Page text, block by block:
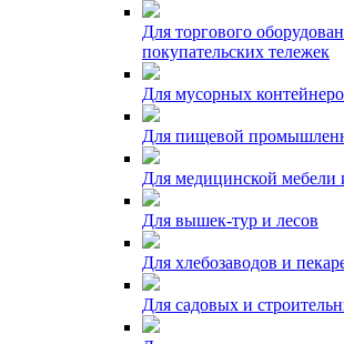
Для торгового
покупательских тележек
Для мусорных
Для пищевой
Для медицинской мебели
Для вышек-тур и лесов
Для хлебозаводов и
Для садовых и